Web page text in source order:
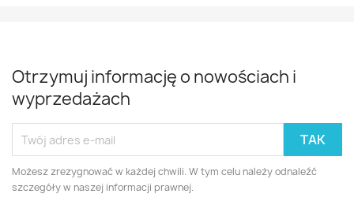
Otrzymuj informację o nowościach i
wyprzedażach
Możesz zrezygnować w każdej chwili. W tym celu należy odnaleźć
szczegóły w naszej informacji prawnej.